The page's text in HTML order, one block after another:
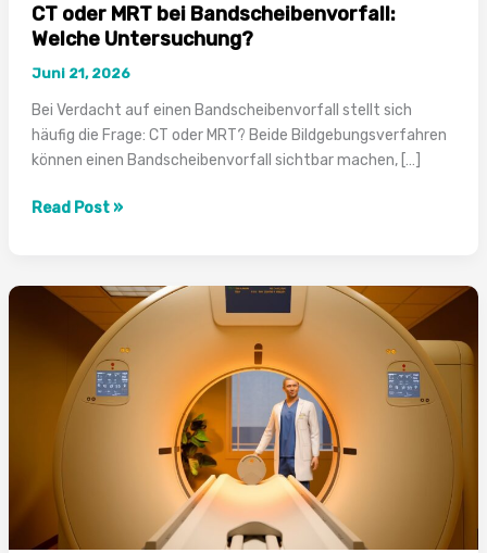
CT oder MRT bei Bandscheibenvorfall:
Welche Untersuchung?
Juni 21, 2026
Bei Verdacht auf einen Bandscheibenvorfall stellt sich
häufig die Frage: CT oder MRT? Beide Bildgebungsverfahren
können einen Bandscheibenvorfall sichtbar machen, […]
CT
bei
Bandscheibenvorfall:
Untersuchung?
Read Post »